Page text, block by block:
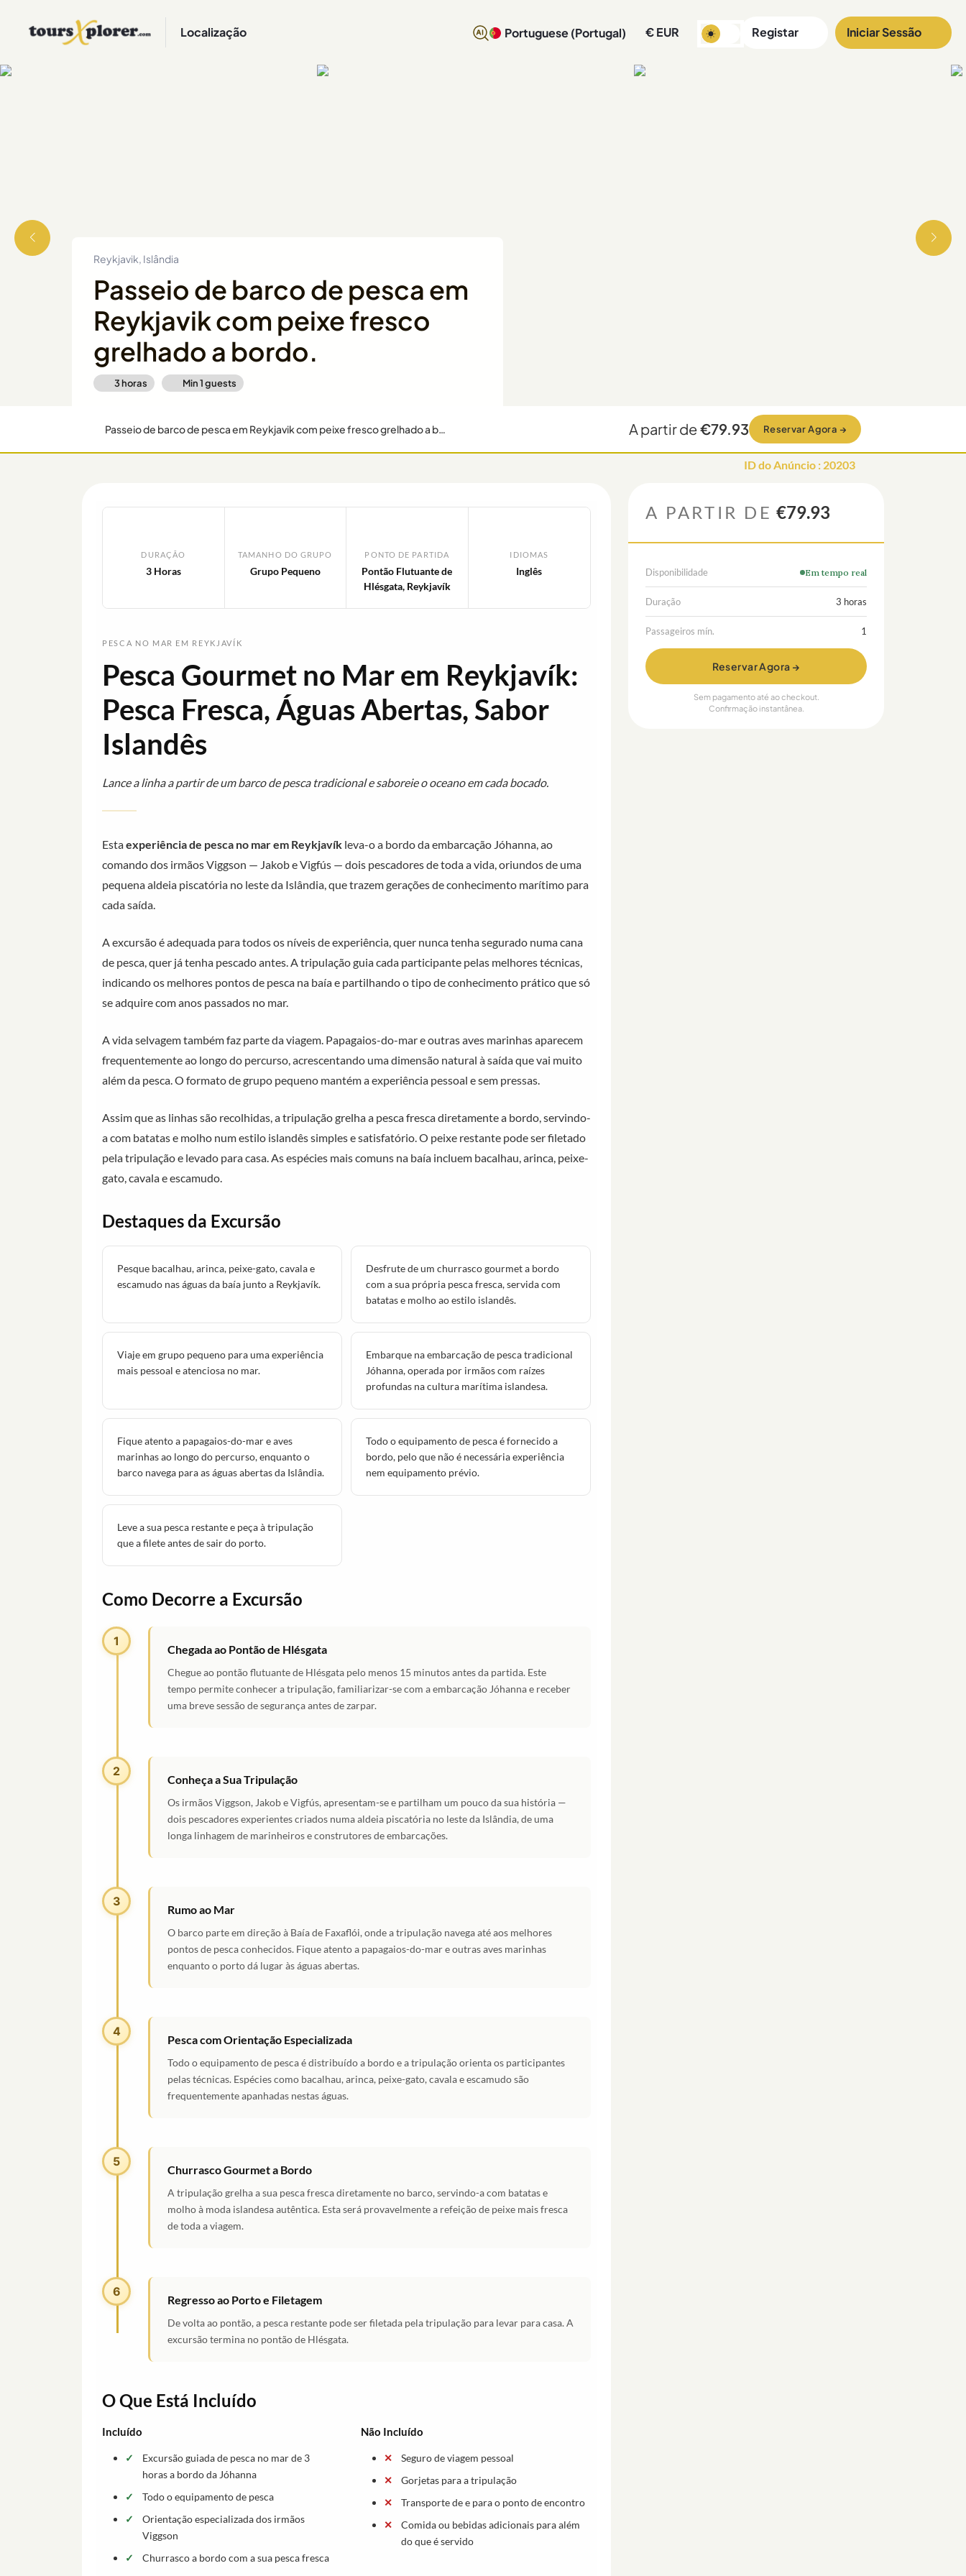
Localização Portuguese (Portugal) € EUR Registar Iniciar Sessão
Reykjavik, Islândia
Passeio de barco de pesca em
Reykjavik com peixe fresco
grelhado a bordo.
3 horas Min1guests
Passeio de barco de pesca em Reykjavik com peixe fresco grelhado a bordo. A partir de€79.93 Reservar Agora →
ID do Anúncio : 20203
DURAÇÃO
3 Horas
TAMANHO DO GRUPO
Grupo Pequeno
PONTO DE PARTIDA
Pontão Flutuante de
Hlésgata, Reykjavík
IDIOMAS
Inglês
PESCA NO MAR EM REYKJAVÍK
Pesca Gourmet no Mar em Reykjavík:
Pesca Fresca, Águas Abertas, Sabor
Islandês
Lance a linha a partir de um barco de pesca tradicional e saboreie o oceano em cada bocado.
Estaexperiência de pesca no mar em Reykjavík leva-o a bordo da embarcação Jóhanna, ao
comando dos irmãos Viggson — Jakob e Vigfús — dois pescadores de toda a vida, oriundos de uma
pequena aldeia piscatória no leste da Islândia, que trazem gerações de conhecimento marítimo para
cada saída.
A excursão é adequada para todos os níveis de experiência, quer nunca tenha segurado numa cana
de pesca, quer já tenha pescado antes. A tripulação guia cada participante pelas melhores técnicas,
indicando os melhores pontos de pesca na baía e partilhando o tipo de conhecimento prático que só
se adquire com anos passados no mar.
A vida selvagem também faz parte da viagem. Papagaios-do-mar e outras aves marinhas aparecem
frequentemente ao longo do percurso, acrescentando uma dimensão natural à saída que vai muito
além da pesca. O formato de grupo pequeno mantém a experiência pessoal e sem pressas.
Assim que as linhas são recolhidas, a tripulação grelha a pesca fresca diretamente a bordo, servindo-
a com batatas e molho num estilo islandês simples e satisfatório. O peixe restante pode ser filetado
pela tripulação e levado para casa. As espécies mais comuns na baía incluem bacalhau, arinca, peixe-
gato, cavala e escamudo.
Destaques da Excursão
Pesque bacalhau, arinca, peixe-gato, cavala e
escamudo nas águas da baía junto a Reykjavík.
Desfrute de um churrasco gourmet a bordo
com a sua própria pesca fresca, servida com
batatas e molho ao estilo islandês.
Viaje em grupo pequeno para uma experiência
mais pessoal e atenciosa no mar.
Embarque na embarcação de pesca tradicional
Jóhanna, operada por irmãos com raízes
profundas na cultura marítima islandesa.
Fique atento a papagaios-do-mar e aves
marinhas ao longo do percurso, enquanto o
barco navega para as águas abertas da Islândia.
Todo o equipamento de pesca é fornecido a
bordo, pelo que não é necessária experiência
nem equipamento prévio.
Leve a sua pesca restante e peça à tripulação
que a filete antes de sair do porto.
Como Decorre a Excursão
1
Chegada ao Pontão de Hlésgata
Chegue ao pontão flutuante de Hlésgata pelo menos 15 minutos antes da partida. Este
tempo permite conhecer a tripulação, familiarizar-se com a embarcação Jóhanna e receber
uma breve sessão de segurança antes de zarpar.
2
Conheça a Sua Tripulação
Os irmãos Viggson, Jakob e Vigfús, apresentam-se e partilham um pouco da sua história —
dois pescadores experientes criados numa aldeia piscatória no leste da Islândia, de uma
longa linhagem de marinheiros e construtores de embarcações.
3
Rumo ao Mar
O barco parte em direção à Baía de Faxaflói, onde a tripulação navega até aos melhores
pontos de pesca conhecidos. Fique atento a papagaios-do-mar e outras aves marinhas
enquanto o porto dá lugar às águas abertas.
4
Pesca com Orientação Especializada
Todo o equipamento de pesca é distribuído a bordo e a tripulação orienta os participantes
pelas técnicas. Espécies como bacalhau, arinca, peixe-gato, cavala e escamudo são
frequentemente apanhadas nestas águas.
5
Churrasco Gourmet a Bordo
A tripulação grelha a sua pesca fresca diretamente no barco, servindo-a com batatas e
molho à moda islandesa autêntica. Esta será provavelmente a refeição de peixe mais fresca
de toda a viagem.
6
Regresso ao Porto e Filetagem
De volta ao pontão, a pesca restante pode ser filetada pela tripulação para levar para casa. A
excursão termina no pontão de Hlésgata.
O Que Está Incluído
Incluído
Excursão guiada de pesca no mar de 3
horas a bordo da Jóhanna
Todo o equipamento de pesca
Orientação especializada dos irmãos
Viggson
Churrasco a bordo com a sua pesca fresca
Não Incluído
Seguro de viagem pessoal
Gorjetas para a tripulação
Transporte de e para o ponto de encontro
Comida ou bebidas adicionais para além
do que é servido
A PARTIR DE €79.93
Disponibilidade Em tempo real
Duração 3 horas
Passageiros mín. 1
Reservar Agora →
Sem pagamento até ao checkout.
Confirmação instantânea.